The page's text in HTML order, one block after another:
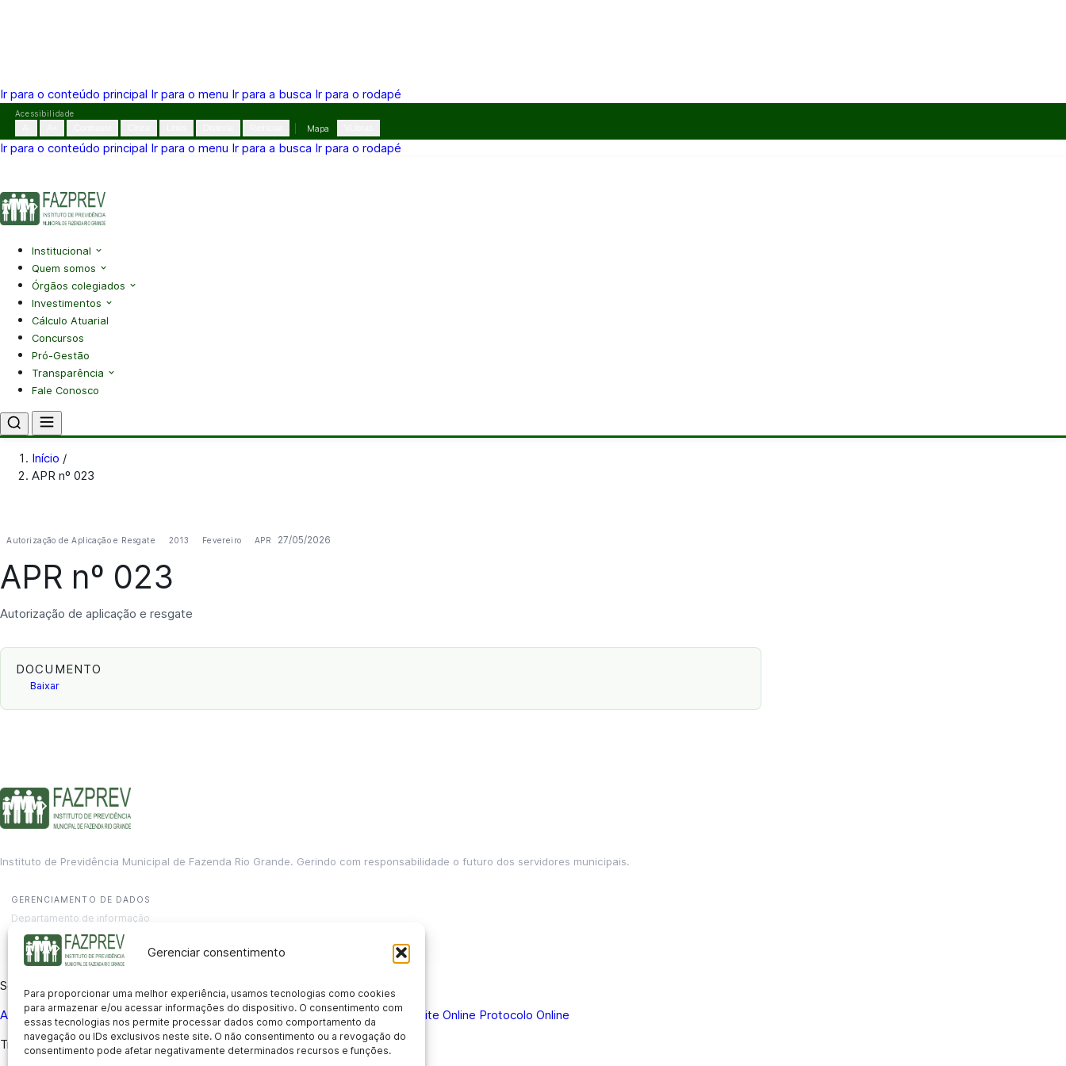
Gerenciar consentimento
Para proporcionar uma melhor experiência, usamos tecnologias como cookies
para armazenar e/ou acessar informações do dispositivo. O consentimento com
essas tecnologias nos permite processar dados como comportamento da
navegação ou IDs exclusivos neste site. O não consentimento ou a revogação do
consentimento pode afetar negativamente determinados recursos e funções.
Ir para o conteúdo principal Ir para o menu Ir para a busca Ir para o rodapé
Pular
o
Acessibilidade
Mapa
Ir para o conteúdo principal Ir para o menu Ir para a busca Ir para o rodapé
Institucional
Quem somos
Órgãos colegiados
Investimentos
Cálculo Atuarial
Concursos
Pró-Gestão
Transparência
Fale Conosco
Início /
APR nº 023
Autorização de Aplicação e Resgate 2013 Fevereiro APR 27/05/2026
APR nº 023
Autorização de aplicação e resgate
DOCUMENTO
Baixar
Instituto de Previdência Municipal de Fazenda Rio Grande. Gerindo com responsabilidade o futuro dos servidores municipais.
GERENCIAMENTO DE DADOS
Departamento de informação
contato@fazprev.pr.gov.br
(41) 3995-2146
Serviços
Aposentadoria Pensão por Morte Benefício por Invalidez Auxílio Doença Holerite Online Protocolo Online
Transparência